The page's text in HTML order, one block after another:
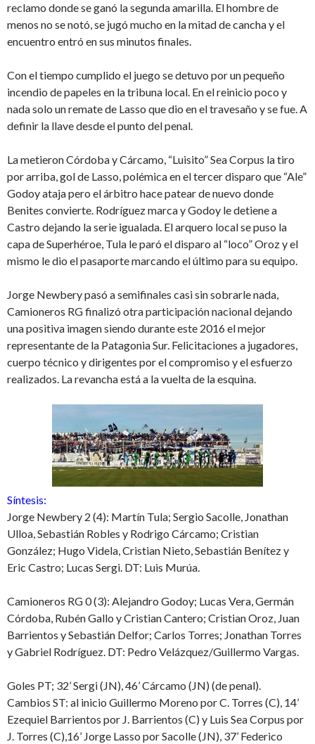
reclamo donde se ganó la segunda amarilla. El hombre de
menos no se notó, se jugó mucho en la mitad de cancha y el
encuentro entró en sus minutos finales.
Con el tiempo cumplido el juego se detuvo por un pequeño
incendio de papeles en la tribuna local. En el reinicio poco y
nada solo un remate de Lasso que dio en el travesaño y se fue. A
definir la llave desde el punto del penal.
La metieron Córdoba y Cárcamo, “Luisito” Sea Corpus la tiro
por arriba, gol de Lasso, polémica en el tercer disparo que “Ale”
Godoy ataja pero el árbitro hace patear de nuevo donde
Benites convierte. Rodríguez marca y Godoy le detiene a
Castro dejando la serie igualada. El arquero local se puso la
capa de Superhéroe, Tula le paró el disparo al “loco” Oroz y el
mismo le dio el pasaporte marcando el último para su equipo.
Jorge Newbery pasó a semifinales casi sin sobrarle nada,
Camioneros RG finalizó otra participación nacional dejando
una positiva imagen siendo durante este 2016 el mejor
representante de la Patagonia Sur. Felicitaciones a jugadores,
cuerpo técnico y dirigentes por el compromiso y el esfuerzo
realizados. La revancha está a la vuelta de la esquina.
Síntesis:
Jorge Newbery 2 (4): Martín Tula; Sergio Sacolle, Jonathan
Ulloa, Sebastián Robles y Rodrigo Cárcamo; Cristian
González; Hugo Videla, Cristian Nieto, Sebastián Benítez y
Eric Castro; Lucas Sergi. DT: Luis Murúa.
Camioneros RG 0 (3): Alejandro Godoy; Lucas Vera, Germán
Córdoba, Rubén Gallo y Cristian Cantero; Cristian Oroz, Juan
Barrientos y Sebastián Delfor; Carlos Torres; Jonathan Torres
y Gabriel Rodríguez. DT: Pedro Velázquez/Guillermo Vargas.
Goles PT; 32’ Sergi (JN), 46’ Cárcamo (JN) (de penal).
Cambios ST: al inicio Guillermo Moreno por C. Torres (C), 14’
Ezequiel Barrientos por J. Barrientos (C) y Luis Sea Corpus por
J. Torres (C),16’ Jorge Lasso por Sacolle (JN), 37’ Federico